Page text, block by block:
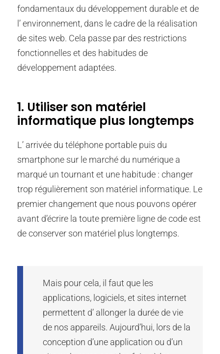
fondamentaux du développement durable et de
l’ environnement, dans le cadre de la réalisation
de sites web. Cela passe par des restrictions
fonctionnelles et des habitudes de
développement adaptées.
1. Utiliser son matériel
informatique plus longtemps
L’ arrivée du téléphone portable puis du
smartphone sur le marché du numérique a
marqué un tournant et une habitude : changer
trop régulièrement son matériel informatique. Le
premier changement que nous pouvons opérer
avant d’écrire la toute première ligne de code est
de conserver son matériel plus longtemps.
Mais pour cela, il faut que les
applications, logiciels, et sites internet
permettent d’ allonger la durée de vie
de nos appareils. Aujourd’hui, lors de la
conception d’une application ou d’un